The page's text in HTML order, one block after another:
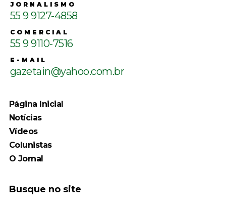
JORNALISMO
55 9 9127-4858
COMERCIAL
55 9 9110-7516
E-MAIL
gazetain@yahoo.com.br
Página Inicial
Notícias
Vídeos
Colunistas
O Jornal
Busque no site